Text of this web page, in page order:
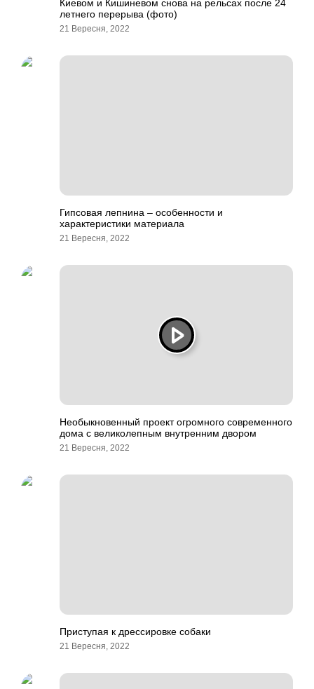
Киевом и Кишиневом снова на рельсах после 24
летнего перерыва (фото)
21 Вересня, 2022
Гипсовая лепнина – особенности и
характеристики материала
21 Вересня, 2022
Необыкновенный проект огромного современного
дома с великолепным внутренним двором
21 Вересня, 2022
Приступая к дрессировке собаки
21 Вересня, 2022